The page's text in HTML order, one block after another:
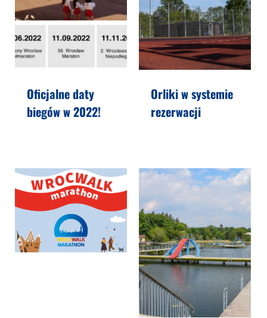
Oficjalne daty
biegów w 2022!
Orliki w systemie
rezerwacji